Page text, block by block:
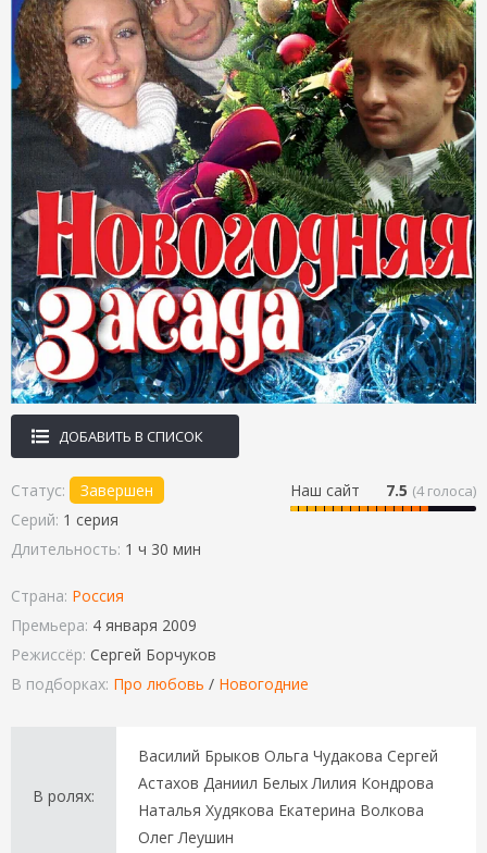
ДОБАВИТЬ В СПИСОК
Наш сайт 7.5 (4голоса)
Статус:
Завершен
Серий: 1 серия
Длительность: 1 ч 30 мин
Страна: Россия
Премьера: 4 января 2009
Режиссёр: Сергей Борчуков
В подборках: Про любовь / Новогодние
В ролях:
Василий Брыков Ольга Чудакова Сергей
Астахов Даниил Белых Лилия Кондрова
Наталья Худякова Екатерина Волкова
Олег Леушин